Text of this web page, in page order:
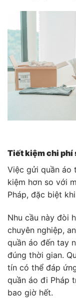
Tiết kiệm chi phí
Việc gửi quần áo
kiệm hơn so với
Pháp, đặc biệt
Nhu cầu này đòi
chuyên nghiệp,
quần áo đến tay
đúng thời gian.
tín có thể đáp
quần áo đi Pháp
bao giờ hết.